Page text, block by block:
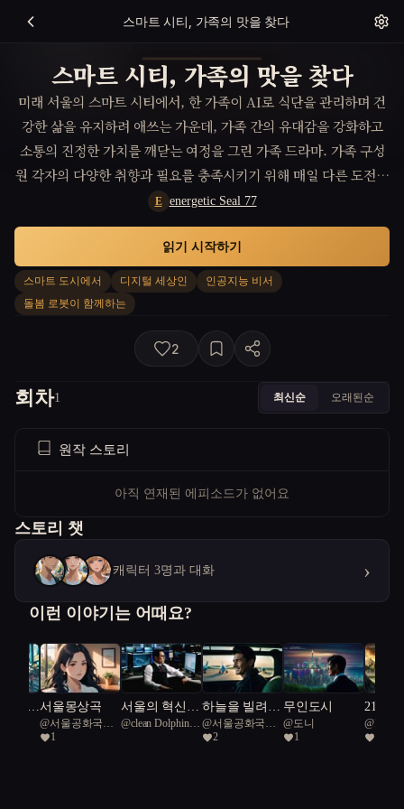
스마트 시티, 가족의 맛을 찾다
스마트 시티, 가족의 맛을 찾다
미래 서울의 스마트 시티에서, 한 가족이 AI로 식단을 관리하며 건
강한 삶을 유지하려 애쓰는 가운데, 가족 간의 유대감을 강화하고
소통의 진정한 가치를 깨닫는 여정을 그린 가족 드라마. 가족 구성
원 각자의 다양한 취향과 필요를 충족시키기 위해 매일 다른 도전에
직면하면서, 그들은 기술적으로 완벽한 식사가 아닌, 함께 시간을
보내며 나누는 식사의 중요성을 이해하게 된다.
E energetic Seal 77
스마트 도시에서 디지털 세상인
인공지능 비서
돌봄 로봇이 함께하는
읽기 시작하기
2
회차1 최신순 오래된순
원작 스토리
아직 연재된 에피소드가 없어요
스토리 챗
캐릭터 3명과 대화 ›
이런 이야기는 어때요?
년,
서울몽상곡
@서울공화국일
급시민
1
서울의 혁신
자, 미래를 설
@clean Dolphin
하늘을 빌려준
하루
@서울공화국일
급시민
2
무인도시
@도니
1
2100
임진
의 조
@NOR